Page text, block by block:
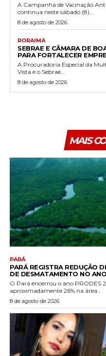
A Campanha de Vacinação
continua neste sábado (8)...
8 de agosto de 2026
RORAIMA
SEBRAE E CÂMARA DE
PARA FORTALECER
A Procuradoria Especial da
Vista e o Sebrae...
8 de agosto de 2026
MAIS
PARÁ
PARÁ REGISTRA REDUÇÃO
DE DESMATAMENTO NO
O Pará encerrou o ano PRODES
aproximadamente 26% na área...
8 de agosto de 2026